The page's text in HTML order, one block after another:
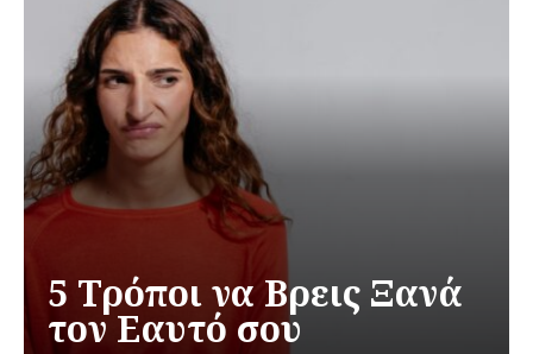
Εγγραφείτε τώρα!
Daily Food
Σχετικά με εμάς
Ο λογαριασμός μου
Επικοινωνία
5 Τρόποι να Βρεις Ξανά
τον Εαυτό σου